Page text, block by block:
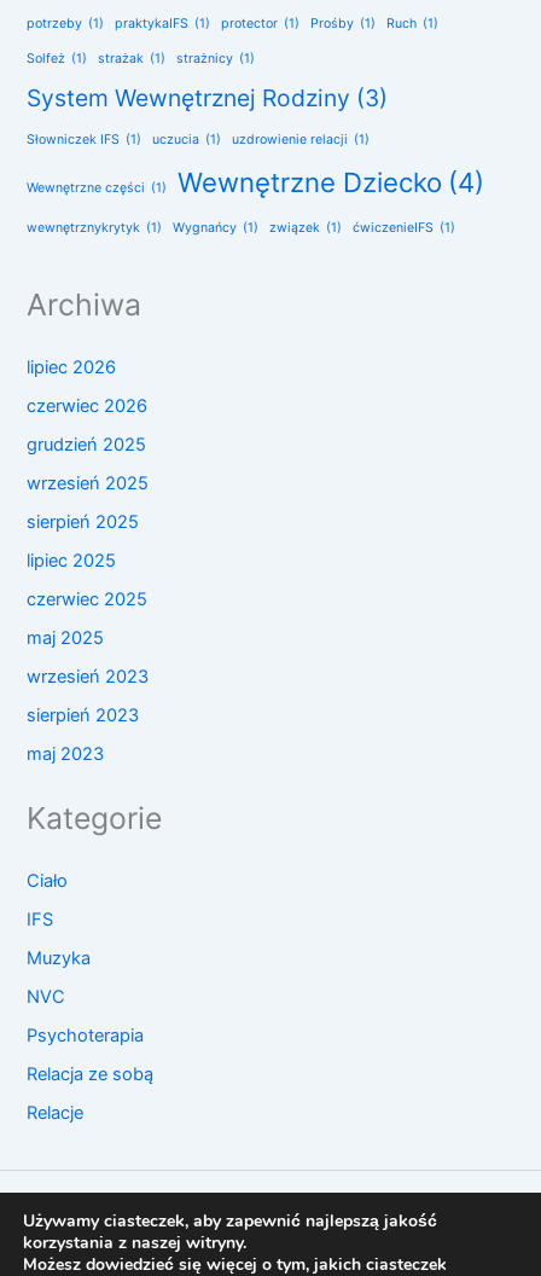
potrzeby (1) praktykaIFS (1) protector (1) Prośby (1) Ruch (1)
Solfeż (1) strażak (1) strażnicy (1)
System Wewnętrznej Rodziny (3)
Słowniczek IFS (1) uczucia (1) uzdrowienie relacji (1)
Wewnętrzne części (1) Wewnętrzne Dziecko (4)
wewnętrznykrytyk (1) Wygnańcy (1) związek (1) ćwiczenieIFS (1)
Archiwa
lipiec 2026
czerwiec 2026
grudzień 2025
wrzesień 2025
sierpień 2025
lipiec 2025
czerwiec 2025
maj 2025
wrzesień 2023
sierpień 2023
maj 2023
Kategorie
Ciało
IFS
Muzyka
NVC
Psychoterapia
Relacja ze sobą
Relacje
© 2026 KaTherapy
Regulamin
Używamy ciasteczek, aby zapewnić najlepszą jakość
korzystania z naszej witryny.
Możesz dowiedzieć się więcej o tym, jakich ciasteczek